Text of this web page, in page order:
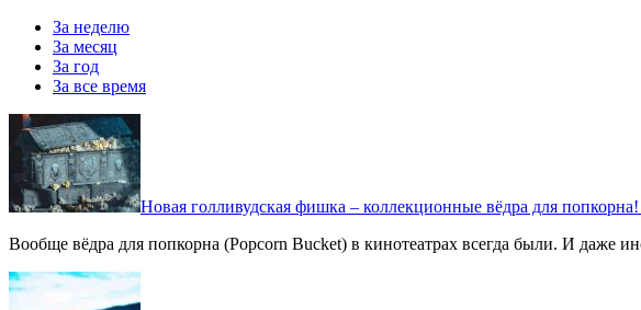
За неделю
За месяц
За год
За все время
Новая голливудская фишка – коллекционные вёдра для попкорна!
Вообще вёдра для попкорна (Popcorn Bucket) в кинотеатрах всегда были. И даже